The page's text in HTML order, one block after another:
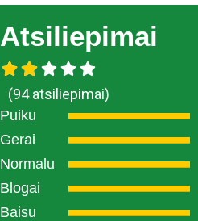
Atsiliepimai
(94 atsiliepimai)
Puiku
Gerai
Normalu
Blogai
Baisu